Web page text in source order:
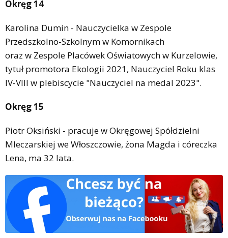
Okręg 14
Karolina Dumin - Nauczycielka w Zespole
Przedszkolno-Szkolnym w Komornikach
oraz w Zespole Placówek Oświatowych w Kurzelowie,
tytuł promotora Ekologii 2021, Nauczyciel Roku klas
IV-VIII w plebiscycie "Nauczyciel na medal 2023".
Okręg 15
Piotr Oksiński - pracuje w Okręgowej Spółdzielni
Mleczarskiej we Włoszczowie, żona Magda i córeczka
Lena, ma 32 lata.